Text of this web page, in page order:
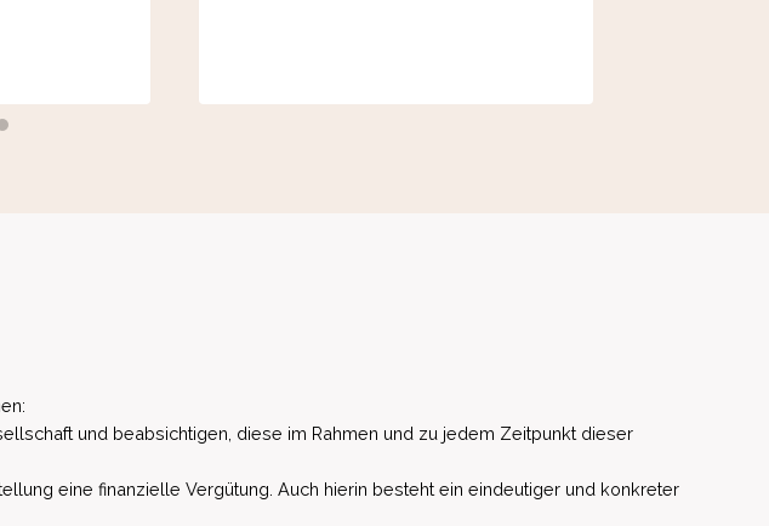
und beabsichtigen, diese im Rahmen und zu jedem Zeitpunkt dieser
eine finanzielle Vergütung. Auch hierin besteht ein eindeutiger und konkreter